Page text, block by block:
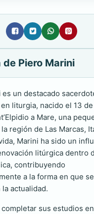
Piero Marini
es un destacado
liturgia, nacido el 13
a Mare, una
región de Las Marcas,
Marini ha sido un
litúrgica dentro
contribuyendo
a la forma en que
actualidad.
sus estudios